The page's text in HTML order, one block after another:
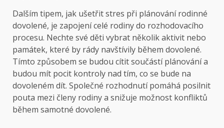
Dalším tipem, jak ušetřit stres při plánování rodinné
dovolené, je zapojení celé rodiny do rozhodovacího
procesu. Nechte své děti vybrat několik aktivit nebo
památek, které by rády navštívily během dovolené.
Tímto způsobem se budou cítit součástí plánování a
budou mít pocit kontroly nad tím, co se bude na
dovoleném dít. Společné rozhodnutí pomáhá posilnit
pouta mezi členy rodiny a snižuje možnost konfliktů
během samotné dovolené.